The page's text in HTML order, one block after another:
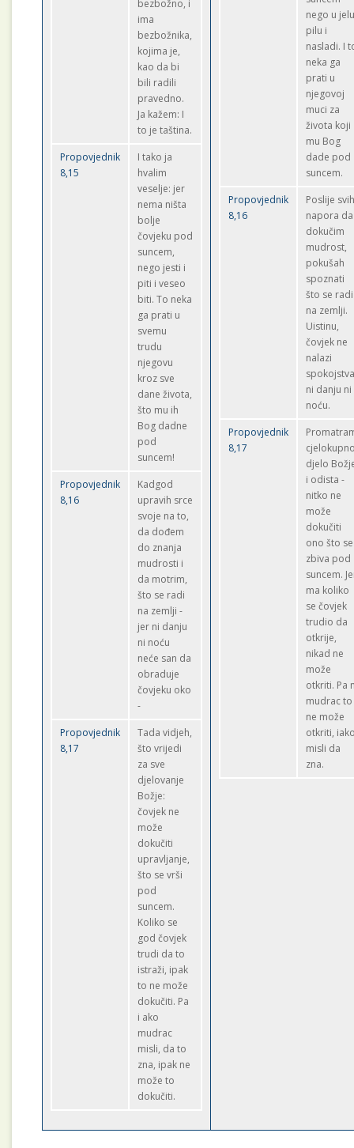
bezbožno, i
ima
bezbožnika,
kojima je,
kao da bi
bili radili
pravedno.
Ja kažem: I
to je taština.
Propovjednik
8,15
I tako ja
hvalim
veselje: jer
nema ništa
bolje
čovjeku pod
suncem,
nego jesti i
piti i veseo
biti. To neka
ga prati u
svemu
trudu
njegovu
kroz sve
dane života,
što mu ih
Bog dadne
pod
suncem!
Propovjednik
8,16
Kadgod
upravih srce
svoje na to,
da dođem
do znanja
mudrosti i
da motrim,
što se radi
na zemlji -
jer ni danju
ni noću
neće san da
obraduje
čovjeku oko
-
Propovjednik
8,17
Tada vidjeh,
što vrijedi
za sve
djelovanje
Božje:
čovjek ne
može
dokučiti
upravljanje,
što se vrši
pod
suncem.
Koliko se
god čovjek
trudi da to
istraži, ipak
to ne može
dokučiti. Pa
i ako
mudrac
misli, da to
zna, ipak ne
može to
dokučiti.
nego u
pilu i
nasladi. I
neka ga
prati u
njegovoj
muci za
života koji
mu Bog
dade pod
suncem.
Propovjednik
8,16
Poslije
napora da
dokučim
mudrost,
pokušah
spoznati
što se radi
na zemlji.
Uistinu,
čovjek ne
nalazi
ni danju ni
noću.
Propovjednik
8,17
djelo
i odista -
nitko ne
može
dokučiti
ono što se
zbiva pod
suncem.
ma koliko
se čovjek
trudio da
otkrije,
nikad ne
može
otkriti. Pa
mudrac to
ne može
otkriti,
misli da
zna.